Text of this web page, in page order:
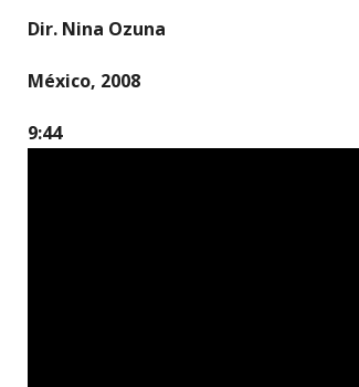
Dir. Nina Ozuna
México, 2008
9:44